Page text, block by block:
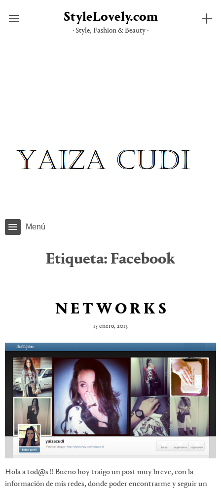
StyleLovely.com
· Style, Fashion & Beauty ·
Menú
Etiqueta: Facebook
N E T W O R K S
15 enero, 2013
Hola a tod@s !! Bueno hoy traigo un post muy breve, con la
información de mis redes, donde poder encontrarme y seguir un